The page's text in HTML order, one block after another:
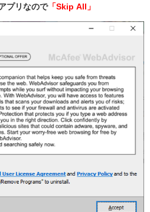
プリなので「Skip All」